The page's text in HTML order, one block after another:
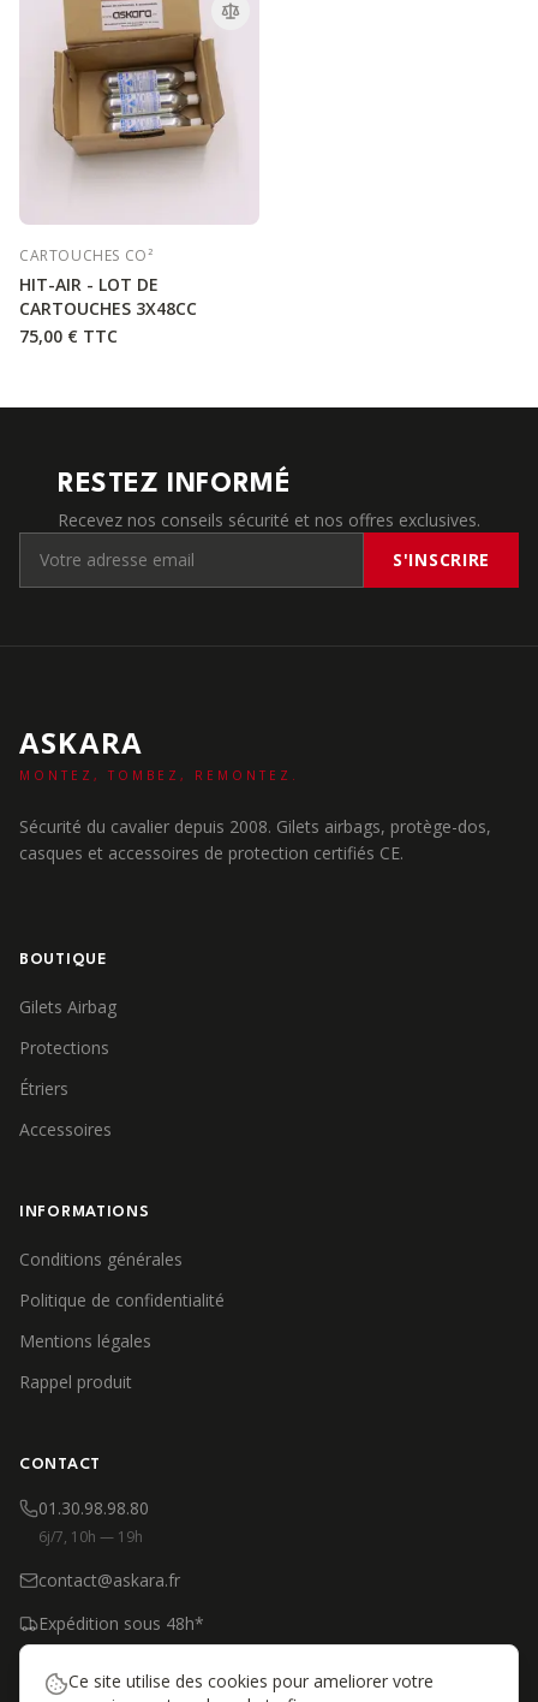
CARTOUCHES CO²
HIT-AIR - LOT DE
CARTOUCHES 3X48CC
75,00 € TTC
RESTEZ INFORMÉ
Recevez nos conseils sécurité et nos offres exclusives.
S'INSCRIRE
ASKARA
MONTEZ, TOMBEZ, REMONTEZ.
Sécurité du cavalier depuis 2008. Gilets airbags, protège-dos,
casques et accessoires de protection certifiés CE.
BOUTIQUE
Gilets Airbag
Protections
Étriers
Accessoires
INFORMATIONS
Conditions générales
Politique de confidentialité
Mentions légales
Rappel produit
CONTACT
01.30.98.98.80
6j/7, 10h — 19h
contact@askara.fr
Expédition sous 48h*
*Produits en stock, jours ouvrés
Ce site utilise des cookies pour ameliorer votre